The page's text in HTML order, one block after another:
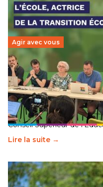
Agir avec vous
Transition écologique
Éducation fait bouger
30 juin 2026-National
Pendant plusieurs mois,
travaillé sur la transition
Conseil Supérieur de
Lire la suite →